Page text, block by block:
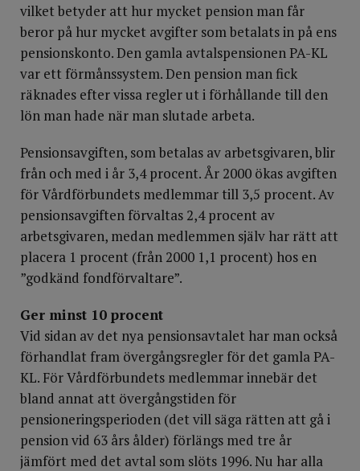
vilket betyder att hur mycket pension man får
beror på hur mycket avgifter som betalats in på ens
pensionskonto. Den gamla avtalspensionen PA-KL
var ett förmånssystem. Den pension man fick
räknades efter vissa regler ut i förhållande till den
lön man hade när man slutade arbeta.
Pensionsavgiften, som betalas av arbetsgivaren, blir
från och med i år 3,4 procent. År 2000 ökas avgiften
för Vårdförbundets medlemmar till 3,5 procent. Av
pensionsavgiften förvaltas 2,4 procent av
arbetsgivaren, medan medlemmen själv har rätt att
placera 1 procent (från 2000 1,1 procent) hos en
”godkänd fondförvaltare”.
Ger minst 10 procent
Vid sidan av det nya pensionsavtalet har man också
förhandlat fram övergångsregler för det gamla PA-
KL. För Vårdförbundets medlemmar innebär det
bland annat att övergångstiden för
pensioneringsperioden (det vill säga rätten att gå i
pension vid 63 års ålder) förlängs med tre år
jämfört med det avtal som slöts 1996. Nu har alla